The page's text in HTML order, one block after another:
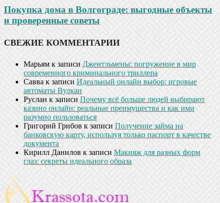
Покупка дома в Волгограде: выгодные объекты
и проверенные советы
СВЕЖИЕ КОММЕНТАРИИ
Марьям к записи Джентльмены: погружение в мир
современного криминального триллера
Савва к записи Идеальный онлайн выбор: игровые
автоматы Вулкан
Руслан к записи Почему всё больше людей выбирают
казино онлайн: реальные преимущества и как ими
разумно пользоваться
Григорий Грибов к записи Получение займа на
банковскую карту, используя только паспорт в качестве
документа
Кирилл Данилов к записи Макияж для разных форм
глаз: секреты идеального образа